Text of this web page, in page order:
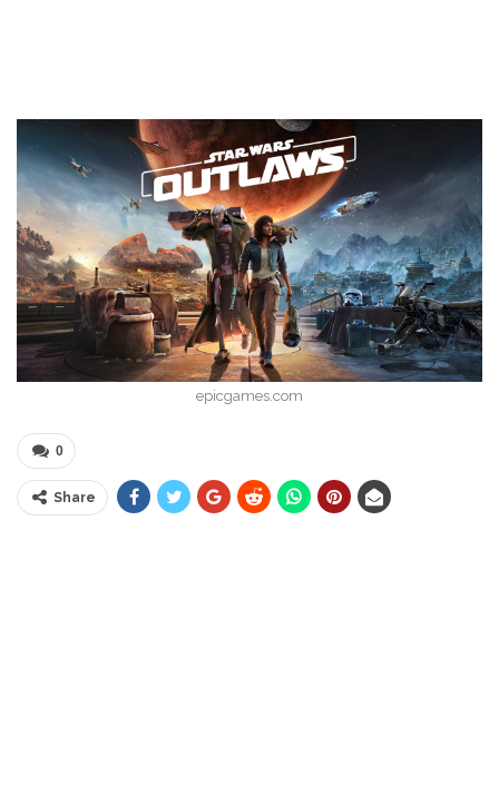
epicgames.com
0
Share